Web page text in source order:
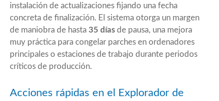
instalación de actualizaciones fijando una fecha
concreta de finalización. El sistema otorga un margen
de maniobra de hasta 35 días de pausa, una mejora
muy práctica para congelar parches en ordenadores
principales o estaciones de trabajo durante periodos
críticos de producción.
Acciones rápidas en el Explorador de